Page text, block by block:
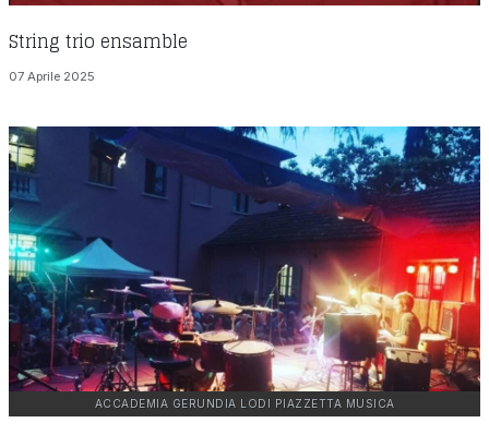
String trio ensamble
07 Aprile 2025
ACCADEMIA GERUNDIA LODI PIAZZETTA MUSICA